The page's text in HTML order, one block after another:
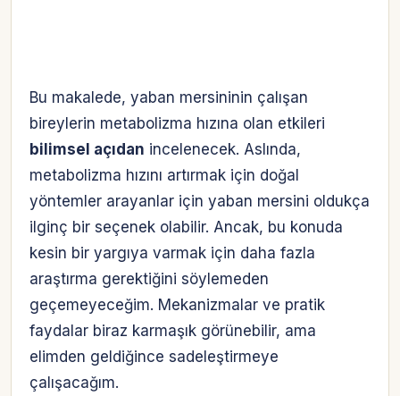
Bu makalede, yaban mersininin çalışan
bireylerin metabolizma hızına olan etkileri
bilimsel açıdan incelenecek. Aslında,
metabolizma hızını artırmak için doğal
yöntemler arayanlar için yaban mersini oldukça
ilginç bir seçenek olabilir. Ancak, bu konuda
kesin bir yargıya varmak için daha fazla
araştırma gerektiğini söylemeden
geçemeyeceğim. Mekanizmalar ve pratik
faydalar biraz karmaşık görünebilir, ama
elimden geldiğince sadeleştirmeye
çalışacağım.